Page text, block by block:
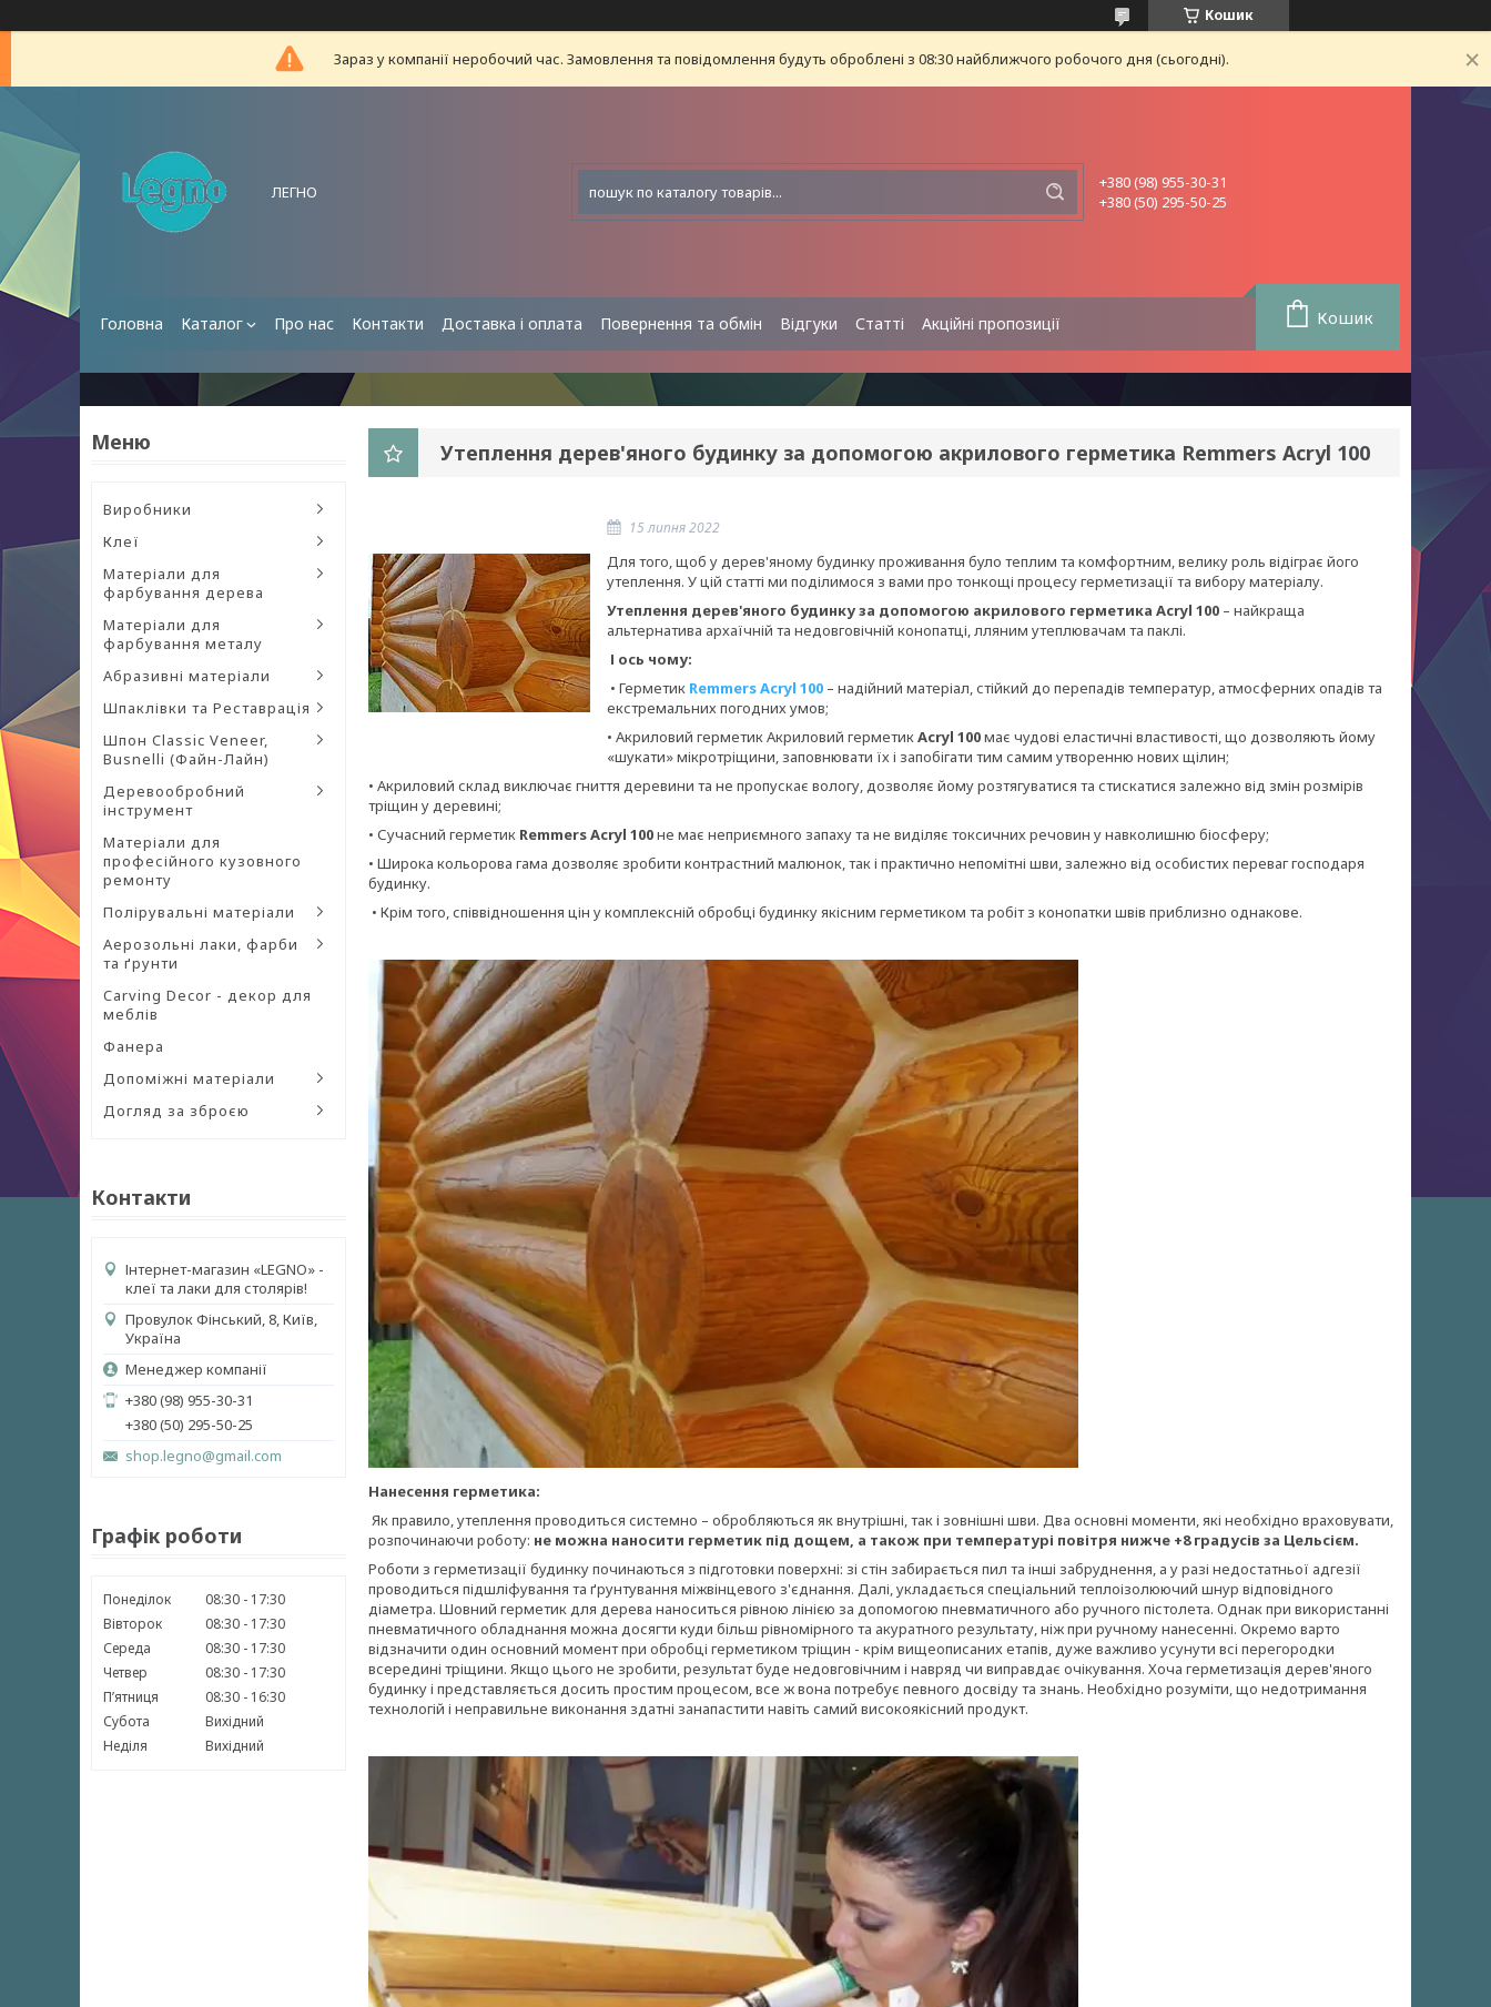
Кошик
Зараз у компанії неробочий час. Замовлення та повідомлення будуть оброблені з 08:30 найближчого робочого дня (сьогодні).
ЛЕГНО
+380 (98) 955-30-31
+380 (50) 295-50-25
Головна Каталог Про нас Контакти Доставка і оплата Повернення та обмін Відгуки Статті Акційні пропозиції Кошик
Виробники
Клеї
Матеріали для
фарбування дерева
Матеріали для
фарбування металу
Абразивні матеріали
Шпаклівки та Реставрація
Шпон Classic Veneer,
Busnelli (Файн-Лайн)
Деревообробний
інструмент
Матеріали для
професійного кузовного
ремонту
Полірувальні матеріали
Аерозольні лаки, фарби
та ґрунти
Carving Decor - декор для
меблів
Фанера
Допоміжні матеріали
Догляд за зброєю
Контакти
Інтернет-магазин «LEGNO» -
клеї та лаки для столярів!
Провулок Фінський, 8, Київ,
Україна
Менеджер компанії
+380 (98) 955-30-31
+380 (50) 295-50-25
shop.legno@gmail.com
Графік роботи
Понеділок 08:30
17:30
Вівторок
08:30
17:30
Середа
08:30
17:30
Четвер
08:30
17:30
Пʼятниця
08:30
16:30
Субота
Вихідний
Неділя
Вихідний
Утеплення дерев'яного будинку за допомогою акрилового герметика Remmers Acryl 100
15 липня 2022
Для того, щоб у дерев'яному будинку проживання було теплим та комфортним, велику роль відіграє його
утеплення. У цій статті ми поділимося з вами про тонкощі процесу герметизації та вибору матеріалу.
Утеплення дерев'яного будинку за допомогою акрилового герметика Acryl 100 – найкраща
альтернатива архаїчній та недовговічній конопатці, лляним утеплювачам та паклі.
І ось чому:
• Герметик Remmers Acryl 100 – надійний матеріал, стійкий до перепадів температур, атмосферних опадів та
екстремальних погодних умов;
• Акриловий герметик Акриловий герметикAcryl 100має чудові еластичні властивості, що дозволяють йому
«шукати» мікротріщини, заповнювати їх і запобігати тим самим утворенню нових щілин;
• Акриловий склад виключає гниття деревини та не пропускає вологу, дозволяє йому розтягуватися та стискатися залежно від змін розмірів
тріщин у деревині;
• Сучасний герметик Remmers Acryl 100не має неприємного запаху та не виділяє токсичних речовин у навколишню біосферу;
• Широка кольорова гама дозволяє зробити контрастний малюнок, так і практично непомітні шви, залежно від особистих переваг господаря
будинку.
• Крім того, співвідношення цін у комплексній обробці будинку якісним герметиком та робіт з конопатки швів приблизно однакове.
Нанесення герметика:
Як правило, утеплення проводиться системно – обробляються як внутрішні, так і зовнішні шви. Два основні моменти, які необхідно враховувати,
розпочинаючи роботу: не можна наносити герметик під дощем, а також при температурі повітря нижче +8 градусів за Цельсієм.
Роботи з герметизації будинку починаються з підготовки поверхні: зі стін забирається пил та інші забруднення, а у разі недостатньої адгезії
проводиться підшліфування та ґрунтування міжвінцевого з'єднання. Далі, укладається спеціальний теплоізолюючий шнур відповідного
діаметра. Шовний герметик для дерева наноситься рівною лінією за допомогою пневматичного або ручного пістолета. Однак при використанні
пневматичного обладнання можна досягти куди більш рівномірного та акуратного результату, ніж при ручному нанесенні. Окремо варто
відзначити один основний момент при обробці герметиком тріщин - крім вищеописаних етапів, дуже важливо усунути всі перегородки
всередині тріщини. Якщо цього не зробити, результат буде недовговічним і навряд чи виправдає очікування. Хоча герметизація дерев'яного
будинку і представляється досить простим процесом, все ж вона потребує певного досвіду та знань. Необхідно розуміти, що недотримання
технологій і неправильне виконання здатні занапастити навіть самий високоякісний продукт.